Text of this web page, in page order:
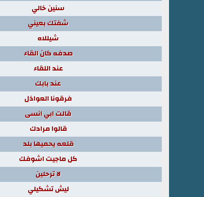
سنين خالي
شفتك بعيني
شيللاه
صدفه كان القاء
عند اللقاء
عند بابك
فرقونا العواذل
قالت ابي انسى
قالوا مرادك
قلعه يحميها بلد
كل ماجيت اشوفك
لا ترحلين
ليش تشكيلي